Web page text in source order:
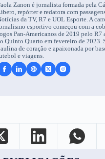
Zanon é jornalista formada pela
repórter e redatora com
da TV, R7 e UOL Esporte. A
esportivo começou com a
Pan-Americanos de 2019 pelo R7
Quinto Quarto em fevereiro de 2023.
de coração e apaixonada por
e viagens.